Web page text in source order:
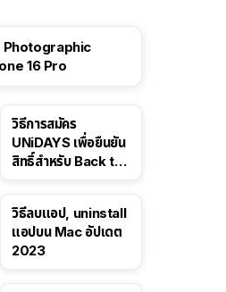
Photographic
16 Pro
วิธีการสมัคร
UNiDAYS เพื่อยืนยัน
สิทธิ์สำหรับ Back to
วิธีลบแอป, uninstall
แอปบน Mac อัปเดต
2023